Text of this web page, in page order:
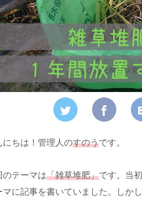
にちは！管理人のすのうです。
のテーマは「雑草堆肥」です。当
マに記事を書いていました。しか